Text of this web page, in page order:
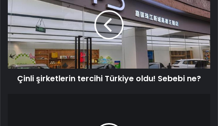
Türkiye
oldu!
Sebebi
ne?
Çinli şirketlerin tercihi Türkiye oldu! Sebebi ne?